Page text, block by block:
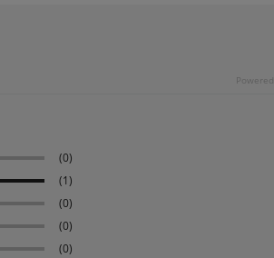
(0)
(1)
(0)
(0)
(0)